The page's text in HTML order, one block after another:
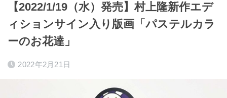
【2022/1/19（水）発売】村上隆新作エデ
ィションサイン入り版画「パステルカラ
ーのお花達」
2022年2月21日